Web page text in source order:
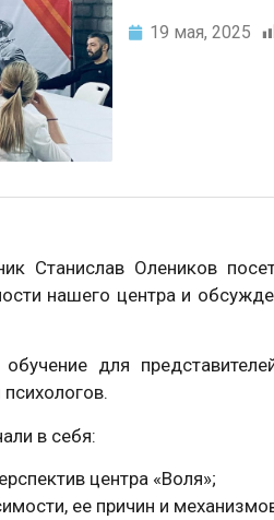
19 мая, 2025
Станислав Олеников
нашего центра и
для
в себя:
центра «Воля»;
ее причин и